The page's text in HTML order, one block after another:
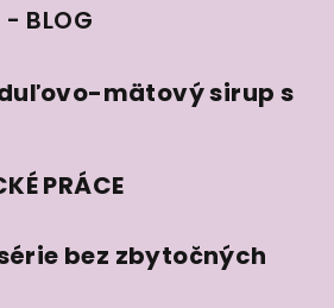
BLOG
mätový sirup s
PRÁCE
bez zbytočných